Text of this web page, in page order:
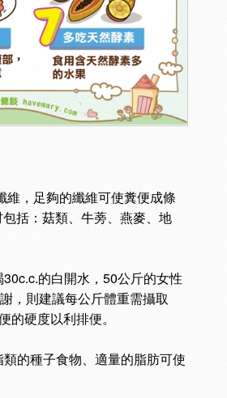
，足夠的纖維可使糞便成條
括：菇類、牛蒡、燕麥、地
的白開水，50公斤的女性
，則建議每公斤體重需攝取
硬度以利排便。
的種子食物、適量的脂肪可使